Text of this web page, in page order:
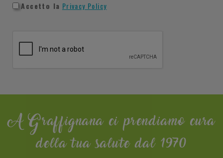
Accetto la Privacy Policy
A Graffignana ci prendiamo cura
della tua salute dal 1970